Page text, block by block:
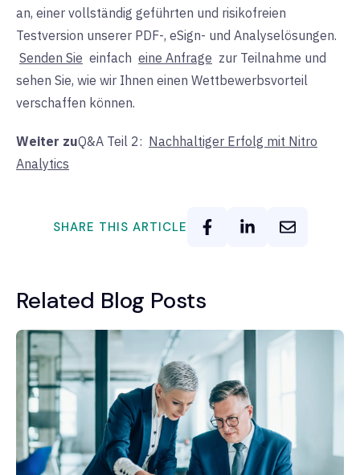
an, einer vollständig geführten und risikofreien
Testversion unserer PDF-, eSign- und Analyselösungen.
Senden Sie einfach eine Anfrage zur Teilnahme und
sehen Sie, wie wir Ihnen einen Wettbewerbsvorteil
verschaffen können.
Weiter zuQ&A Teil 2: Nachhaltiger Erfolg mit Nitro
Analytics
SHARE THIS ARTICLE
Related Blog Posts